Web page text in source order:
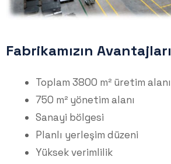
Fabrikamızın Avantajları
Toplam 3800 m² üretim alanı
750 m² yönetim alanı
Sanayi bölgesi
Planlı yerleşim düzeni
Yüksek verimlilik